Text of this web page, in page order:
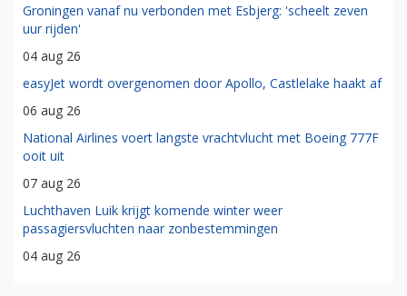
Groningen vanaf nu verbonden met Esbjerg: 'scheelt zeven
uur rijden'
04 aug 26
easyJet wordt overgenomen door Apollo, Castlelake haakt af
06 aug 26
National Airlines voert langste vrachtvlucht met Boeing 777F
ooit uit
07 aug 26
Luchthaven Luik krijgt komende winter weer
passagiersvluchten naar zonbestemmingen
04 aug 26